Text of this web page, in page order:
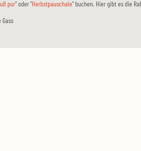
pur" oder "Herbstpauschale" buchen. Hier gibt es die